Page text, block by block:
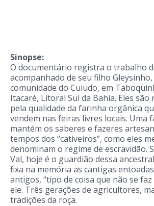
Sinopse:
O documentário registra o trabalho
acompanhado de seu filho
comunidade do Cuiudo, em
Itacaré, Litoral Sul da Bahia. Eles são
pela qualidade da farinha orgânica
vendem nas feiras livres locais. Uma
mantém os saberes e fazeres
tempos dos “cativeiros”, como eles
denominam o regime de escravidão.
Val, hoje é o guardião dessa
fixa na memória as cantigas
antigos, “tipo de coisa que não se faz
ele. Três gerações de agricultores,
tradições da roça.